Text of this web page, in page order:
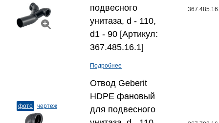
подвесного
унитаза, d - 110,
d1 - 90 [Артикул:
367.485.16.1]
Подробнее
фото чертеж
Отвод Geberit
HDPE фановый
для подвесного